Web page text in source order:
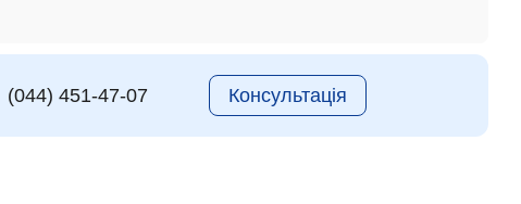
(044) 451-47-07 Консультація